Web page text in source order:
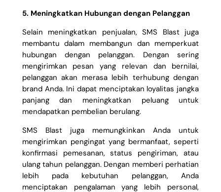
5. Meningkatkan Hubungan dengan Pelanggan
Selain meningkatkan penjualan, SMS Blast juga
membantu dalam membangun dan memperkuat
hubungan dengan pelanggan. Dengan sering
mengirimkan pesan yang relevan dan bernilai,
pelanggan akan merasa lebih terhubung dengan
brand Anda. Ini dapat menciptakan loyalitas jangka
panjang dan meningkatkan peluang untuk
mendapatkan pembelian berulang.
SMS Blast juga memungkinkan Anda untuk
mengirimkan pengingat yang bermanfaat, seperti
konfirmasi pemesanan, status pengiriman, atau
ulang tahun pelanggan. Dengan memberi perhatian
lebih pada kebutuhan pelanggan, Anda
menciptakan pengalaman yang lebih personal,